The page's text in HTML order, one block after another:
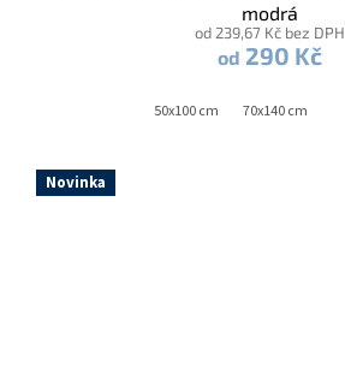
modrá
od 239,67 Kč bez DPH
od 290 Kč
50x100 cm 70x140 cm
Novinka